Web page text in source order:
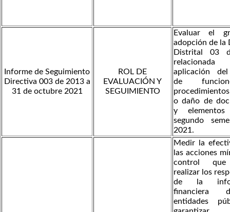
Informe de Seguimiento
Directiva 003 de 2013 a
31 de octubre 2021
ROL DE
EVALUACIÓN Y
SEGUIMIENTO
Evaluar el
adopción de la
Distrital 03
aplicación
de
o daño de
y
segundo
2021.
Medir la
las acciones
control que
realizar los
de la
financiera
entidades